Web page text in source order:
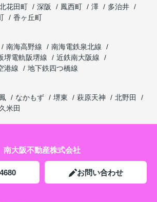
花田町 深阪 鳳西町 澤
多治井
香ヶ丘町
南海高野線
南海電鉄泉北線
堺電軌阪堺線
近鉄南大阪線
港線
地下鉄四つ橋線
鳳 なかもず 堺東 萩原天神
北野田
久米田
南大阪不動産株式会社
お問い合わせ